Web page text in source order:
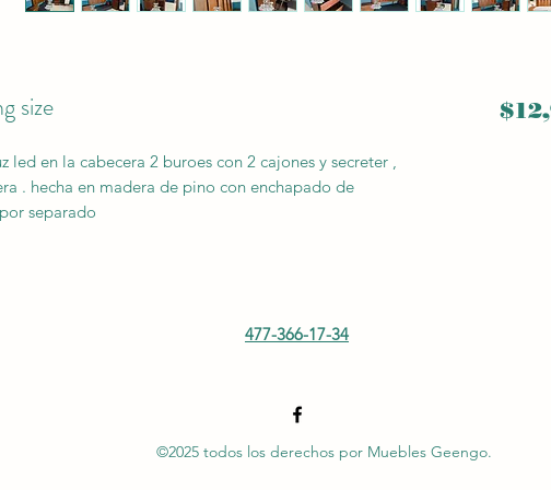
size
led en la cabecera 2 buroes con 2 cajones y secreter ,
. hecha en madera de pino con enchapado de
separado
477-366-17-34
©2025 todos los derechos por Muebles Geengo.